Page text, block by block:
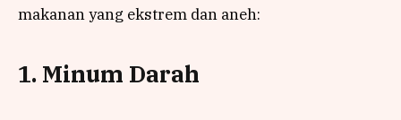
makanan yang ekstrem dan aneh:
1. Minum Darah